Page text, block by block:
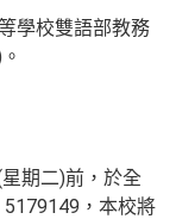
學校雙語部教務
期二)前，於全
，本校將